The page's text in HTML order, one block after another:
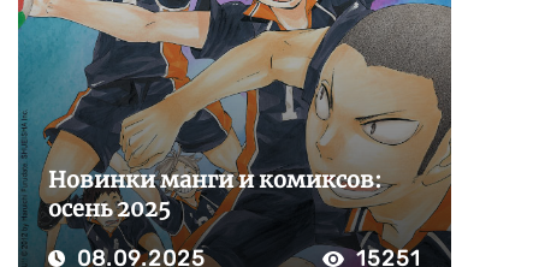
Новинки манги и комиксов:
осень 2025
08.09.2025 15251